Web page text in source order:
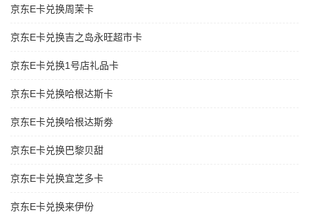
京东E卡兑换周茉卡
京东E卡兑换吉之岛永旺超市卡
京东E卡兑换1号店礼品卡
京东E卡兑换哈根达斯卡
京东E卡兑换哈根达斯劵
京东E卡兑换巴黎贝甜
京东E卡兑换宜芝多卡
京东E卡兑换来伊份